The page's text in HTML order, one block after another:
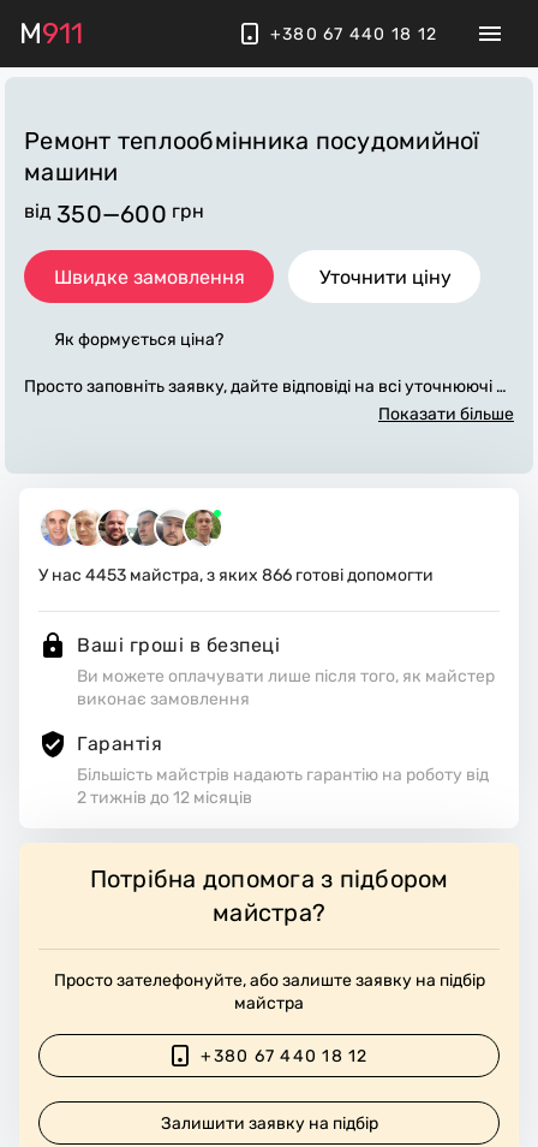
M911 +380 67 440 18 12
Ремонт теплообмінника посудомийної
машини
від 350—600 грн
Швидке замовлення Уточнити ціну
Як формується ціна?
Просто заповніть заявку, дайте відповіді на всі уточнюючі за
питання по «ремонт теплообмінника посудомийної машин
бні матеріали. Виконавці стежать за чистотою та прибираю
ть робоче місце.
Показати більше
У нас 4453 майстра, з яких 866 готові допомогти
Ваші гроші в безпеці
Ви можете оплачувати лише після того, як майстер
виконає замовлення
Гарантія
Більшість майстрів надають гарантію на роботу від
2 тижнів до 12 місяців
Потрібна допомога з підбором
майстра?
Просто зателефонуйте, або залиште заявку на підбір
майстра
+380 67 440 18 12
Залишити заявку на підбір